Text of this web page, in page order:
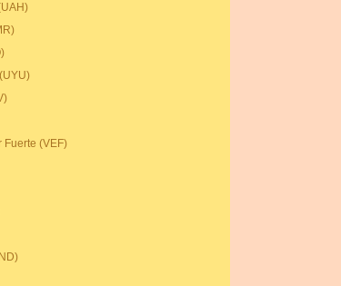
Fuerte (VEF)